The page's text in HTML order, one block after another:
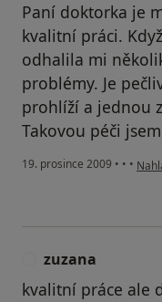
Paní doktorka je
kvalitní práci.
odhalila mi
problémy. Je
prohlíží a jednou
Takovou péči
19. prosince 2009 • • •
zuzana
kvalitní práce ale